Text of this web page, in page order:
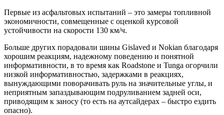
Первые из асфальтовых испытаний – это замеры топливной
экономичности, совмещенные с оценкой курсовой
устойчивости на скорости 130 км/ч.
Больше других порадовали шины Gislaved и Nokian благодаря
хорошим реакциям, надежному поведению и понятной
информативности, в то время как Roadstone и Tunga огорчили
низкой информативностью, задержками в реакциях,
вынуждающими поворачивать руль на значительные углы, и
неприятным запаздывающим подруливанием задней оси,
приводящим к заносу (то есть на аутсайдерах – быстро ездить
опасно).